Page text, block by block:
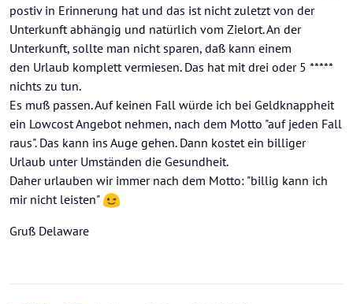
postiv in Erinnerung hat und das ist nicht zuletzt von der
Unterkunft abhängig und natürlich vom Zielort. An der
Unterkunft, sollte man nicht sparen, daß kann einem
den Urlaub komplett vermiesen. Das hat mit drei oder 5 *****
nichts zu tun.
Es muß passen. Auf keinen Fall würde ich bei Geldknappheit
ein Lowcost Angebot nehmen, nach dem Motto "auf jeden Fall
raus". Das kann ins Auge gehen. Dann kostet ein billiger
Urlaub unter Umständen die Gesundheit.
Daher urlauben wir immer nach dem Motto: "billig kann ich
mir nicht leisten"
Gruß Delaware